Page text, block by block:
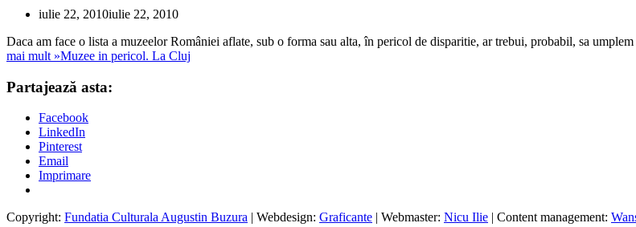
iulie 22, 2010iulie 22, 2010
Daca am face o lista a muzeelor României aflate, sub o forma sau alta, în pericol de disparitie, ar trebui, probabil, sa
mai mult »Muzee in pericol. La Cluj
Partajează asta:
Facebook
LinkedIn
Pinterest
Email
Imprimare
Copyright: Fundatia Culturala Augustin Buzura | Webdesign: Graficante | Webmaster: Nicu Ilie | Content management: